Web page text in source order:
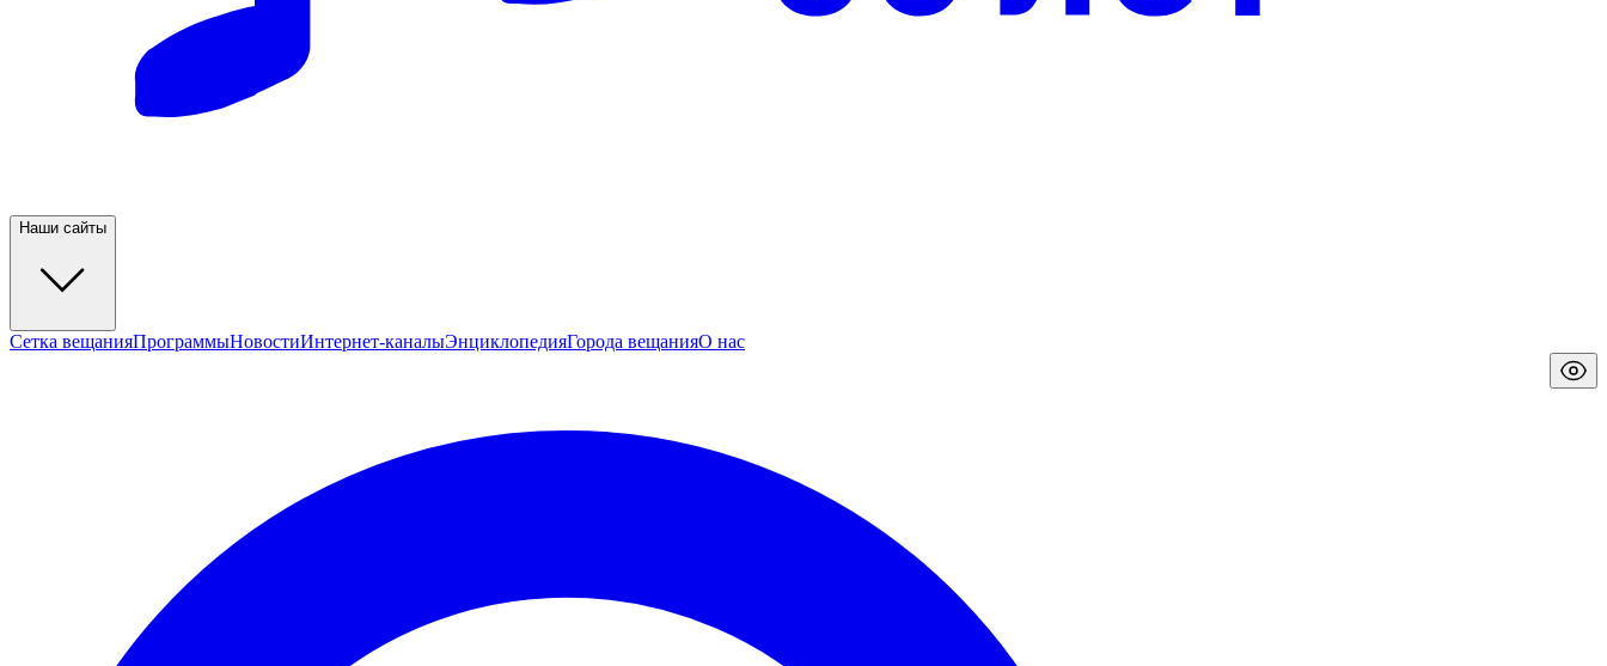
Наши сайты
Сетка вещанияПрограммыНовостиИнтернет-каналыЭнциклопедияГорода вещанияО нас